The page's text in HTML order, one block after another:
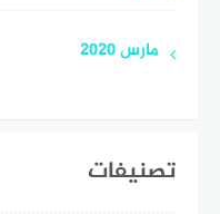
مارس 2020
تصنيفات